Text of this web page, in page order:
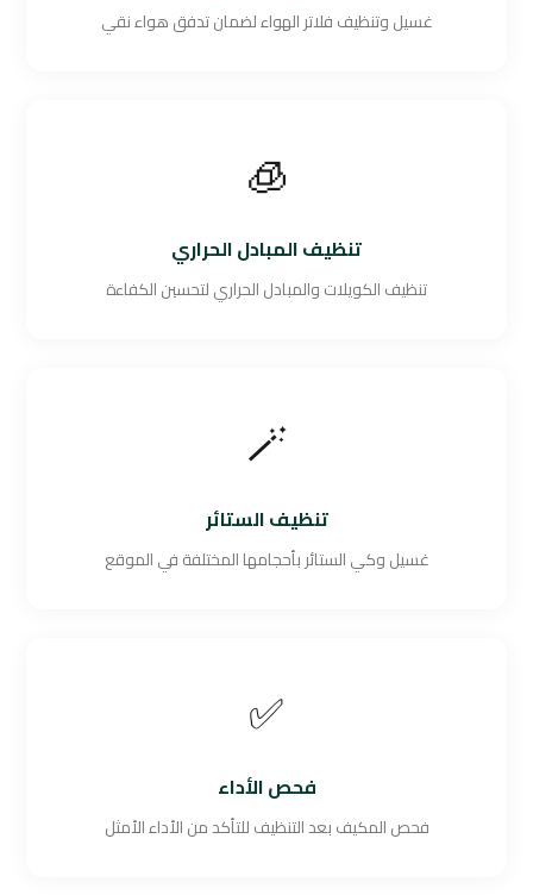
غسيل وتنظيف فلاتر الهواء لضمان تدفق هواء نقي
🧊
تنظيف المبادل الحراري
تنظيف الكويلات والمبادل الحراري لتحسين الكفاءة
🪄
تنظيف الستائر
غسيل وكي الستائر بأحجامها المختلفة في الموقع
✅
فحص الأداء
فحص المكيف بعد التنظيف للتأكد من الأداء الأمثل